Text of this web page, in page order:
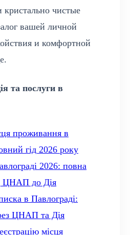
кристально чистые
вашей личной
и комфортной
та послуги в
проживання в
гід 2026 року
2026: повна
ЦНАП до Дія
в Павлограді:
ЦНАП та Дія
місця